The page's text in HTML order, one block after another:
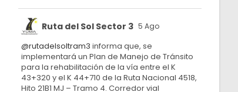
Ruta del Sol Sector 3 5 Ago
@rutadelsoltram3 informa que, se
implementará un Plan de Manejo de Tránsito
para la rehabilitación de la vía entre el K
43+320 y el K 44+710 de la Ruta Nacional 4518,
Hito 21B1 MJ – Tramo 4. Corredor vial